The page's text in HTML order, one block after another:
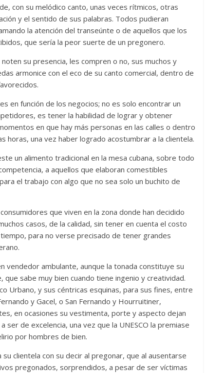
con su melódico canto, unas veces rítmicos, otras
y el sentido de sus palabras. Todos pudieran
la atención del transeúnte o de aquellos que los
que sería la peor suerte de un pregonero.
su presencia, les compren o no, sus muchos y
armonice con el eco de su canto comercial, dentro de
en función de los negocios; no es solo encontrar un
es tener la habilidad de lograr y obtener
en que hay más personas en las calles o dentro
horas, una vez haber logrado acostumbrar a la clientela.
un alimento tradicional en la mesa cubana, sobre todo
a aquellos que elaboran comestibles
el trabajo con algo que no sea solo un buchito de
que viven en la zona donde han decidido
casos, de la calidad, sin tener en cuenta el costo
para no verse precisado de tener grandes
vendedor ambulante, aunque la tonada constituye su
que sabe muy bien cuando tiene ingenio y creatividad.
Urbano, y sus céntricas esquinas, para sus fines, entre
y Gacel, o San Fernando y Hourruitiner,
en ocasiones su vestimenta, porte y aspecto dejan
de excelencia, una vez que la UNESCO la premiase
por hombres de bien.
clientela con su decir al pregonar, que al ausentarse
pregonados, sorprendidos, a pesar de ser víctimas
defectos
Martínez Molina 0
Cuento de hadas
interclasista en la alta
30 diciembre, 2025
Julio Martínez Molina
0